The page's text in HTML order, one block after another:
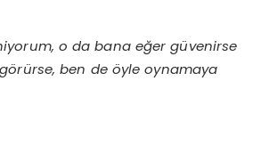
o da bana eğer güvenirse
ben de öyle oynamaya